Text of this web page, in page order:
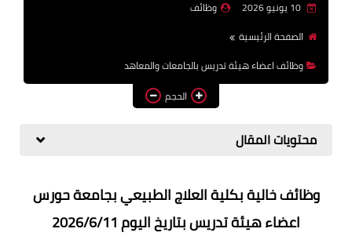
اخبار
10 يونيو 2026
وظائف
الصفحة الرئيسية
وظائف اعضاء هيئة تدريس بالجامعات والمعاهد
الحجم
محتويات المقال
وظائف خالية بكلية العلاج الطبيعي بجامعة حورس
اعضاء هيئة تدريس بتاريخ اليوم 2026/6/11